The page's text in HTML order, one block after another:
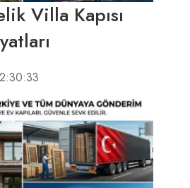
Villa Kapısı